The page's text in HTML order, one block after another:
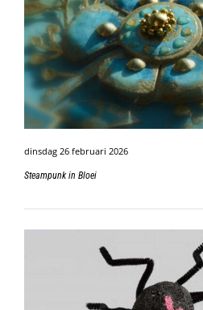
dinsdag 26 februari 2026
Steampunk in Bloei